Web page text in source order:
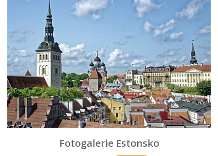
Fotogalerie Estonsko